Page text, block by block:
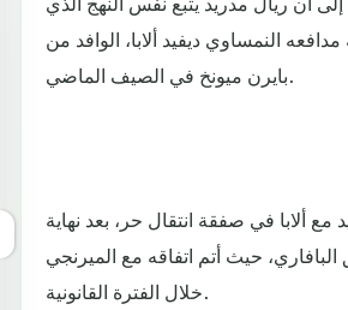
النمساوي ديفيد ألابا، الوافد من
بايرن ميونخ في الصيف الماضي.
مع ألابا في صفقة انتقال حر، بعد نهاية
حيث أتم اتفاقه مع الميرنجي
خلال الفترة القانونية.